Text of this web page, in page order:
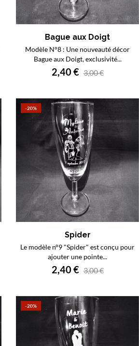
Bague aux Doigt
Modèle N°8 : Une nouveauté décor
Bague aux Doigt, exclusivité...
2,40 € 3,00 €
-20%
Spider
Le modèle n°9 "Spider" est conçu pour
ajouter une pointe...
2,40 € 3,00 €
-20%